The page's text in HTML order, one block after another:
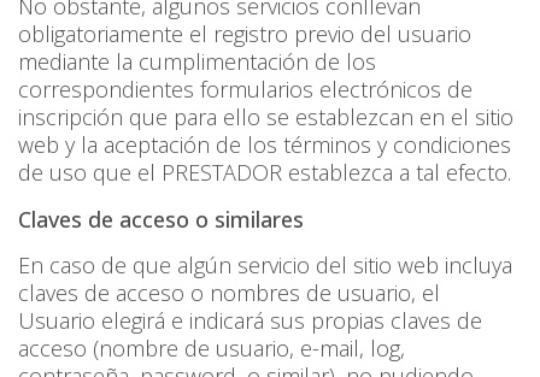
No obstante, algunos servicios conllevan
obligatoriamente el registro previo del usuario
mediante la cumplimentación de los
correspondientes formularios electrónicos de
inscripción que para ello se establezcan en el sitio
web y la aceptación de los términos y condiciones
de uso que el PRESTADOR establezca a tal efecto.
Claves de acceso o similares
En caso de que algún servicio del sitio web incluya
claves de acceso o nombres de usuario, el
Usuario elegirá e indicará sus propias claves de
acceso (nombre de usuario, e-mail, log,